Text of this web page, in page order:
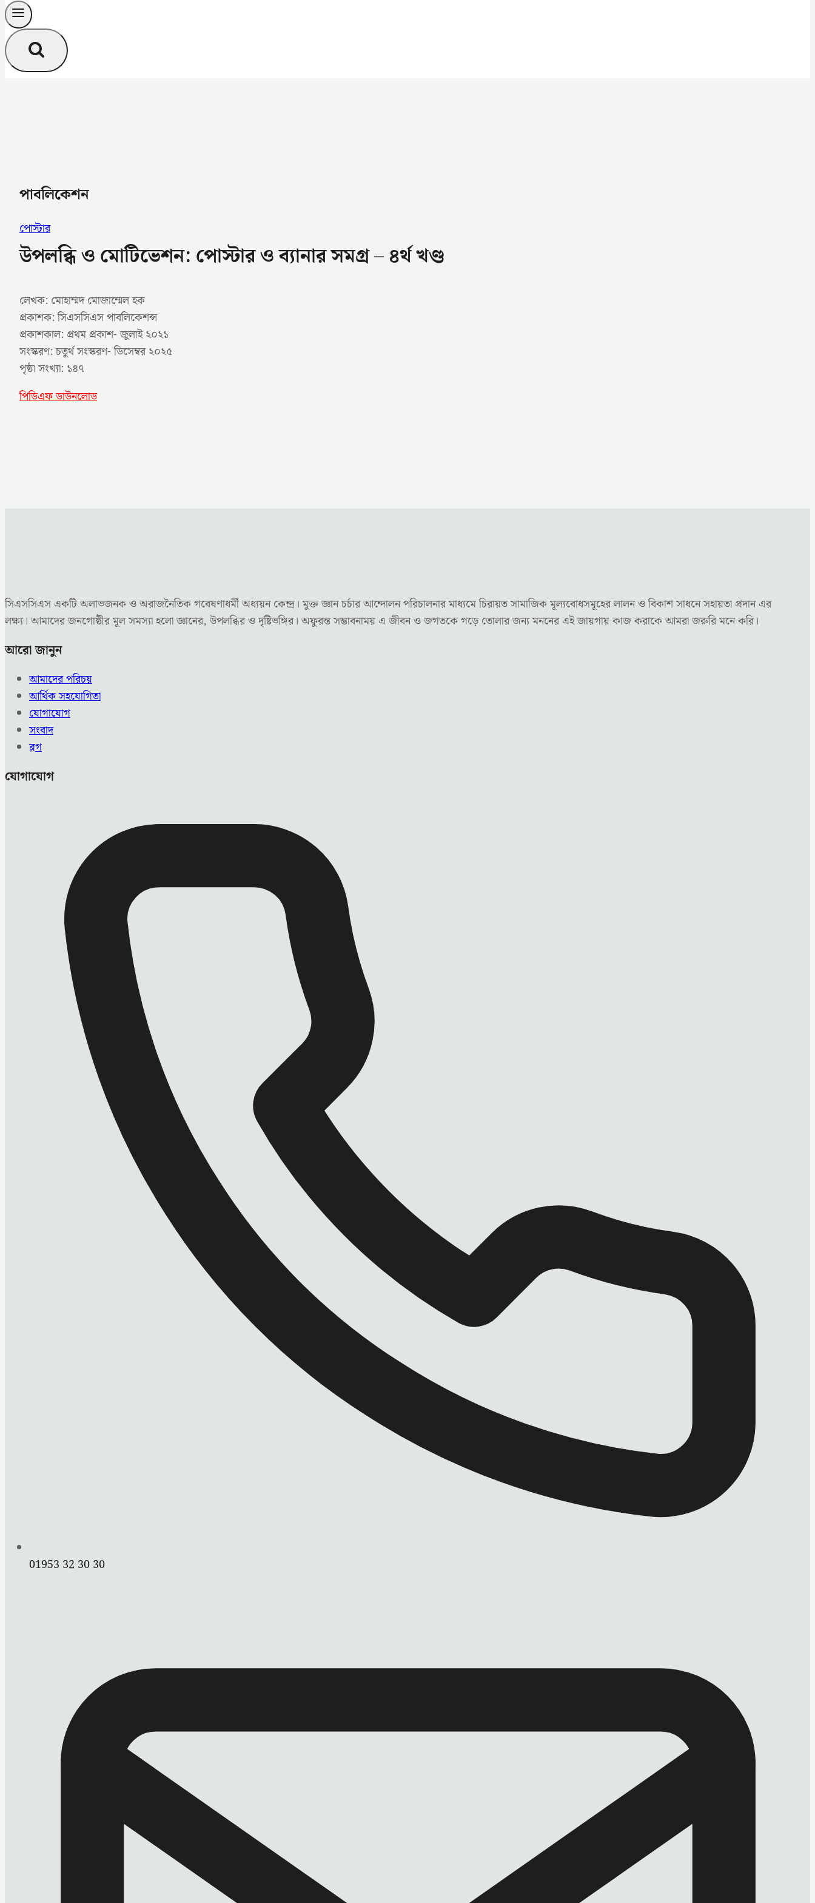
পাবলিকেশন
পোস্টার
উপলব্ধি ও মোটিভেশন: পোস্টার ও ব্যানার সমগ্র – ৪র্থ খণ্ড
লেখক: মোহাম্মদ মোজাম্মেল হক
প্রকাশক: সিএসসিএস পাবলিকেশন্স
প্রকাশকাল: প্রথম প্রকাশ- জুলাই ২০২১
সংস্করণ: চতুর্থ সংস্করণ- ডিসেম্বর ২০২৫
পৃষ্ঠা সংখ্যা: ১৪৭
পিডিএফ ডাউনলোড
সিএসসিএস একটি অলাভজনক ও অরাজনৈতিক গবেষণাধর্মী অধ্যয়ন কেন্দ্র। মুক্ত জ্ঞান চর্চার আন্দোলন পরিচালনার মাধ্যমে চিরায়ত সামাজিক মূল্যবোধসমূহের লালন ও বিকাশ সাধনে সহায়তা প্রদান এর
লক্ষ্য। আমাদের জনগোষ্ঠীর মূল সমস্যা হলো জ্ঞানের, উপলব্ধির ও দৃষ্টিভঙ্গির। অফুরন্ত সম্ভাবনাময় এ জীবন ও জগতকে গড়ে তোলার জন্য মননের এই জায়গায় কাজ করাকে আমরা জরুরি মনে করি।
আরো জানুন
আমাদের পরিচয়
আর্থিক সহযোগিতা
যোগাযোগ
সংবাদ
ব্লগ
যোগাযোগ
01953 32 30 30